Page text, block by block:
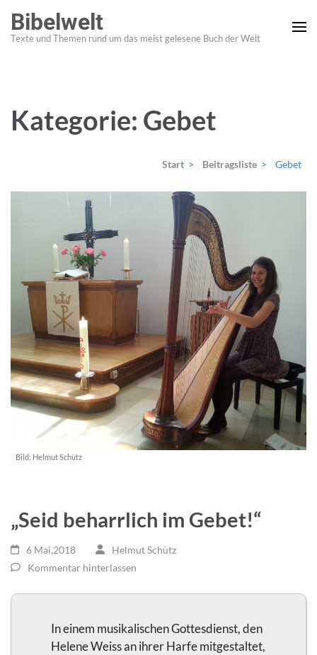
Inhalt
springen
Bibelwelt
Texte und Themen rund um das meist gelesene Buch der Welt
Kategorie: Gebet
Start > Beitragsliste > Gebet
Bild: Helmut Schütz
„Seid beharrlich im Gebet!“
6 Mai,2018
Helmut Schütz
Kommentar hinterlassen
In einem musikalischen Gottesdienst, den
Helene Weiss an ihrer Harfe mitgestaltet,